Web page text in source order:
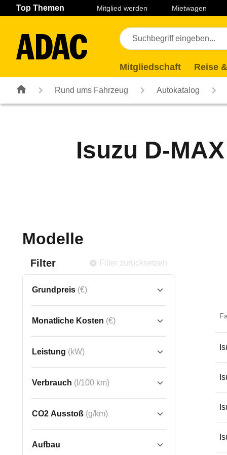
Navigation Seiteninhalt Fußzeile
Top Themen Mitglied werden Mietwagen
Mitgliedschaft Reise
Rund ums Fahrzeug Autokatalog
Isuzu D-
Modelle
Filter Filter zurücksetzen
Grundpreis (€)
Monatliche Kosten (€)
Leistung (kW)
Verbrauch (l/100 km)
CO2 Ausstoß (g/km)
Aufbau